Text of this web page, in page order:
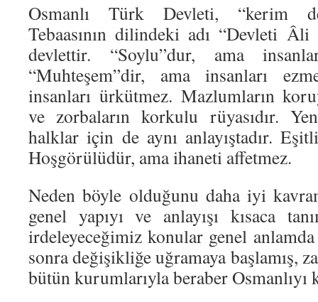
Osmanlı Türk Devleti, “kerim
Tebaasının dilindeki adı “Devleti Âli
devlettir. “Soylu”dur, ama
“Muhteşem”dir, ama insanları
insanları ürkütmez. Mazlumların
ve zorbaların korkulu rüyasıdır.
halklar için de aynı anlayıştadır.
Hoşgörülüdür, ama ihaneti affetmez.
Neden böyle olduğunu daha iyi
genel yapıyı ve anlayışı kısaca
irdeleyeceğimiz konular genel
sonra değişikliğe uğramaya başlamış,
bütün kurumlarıyla beraber Osmanlıyı